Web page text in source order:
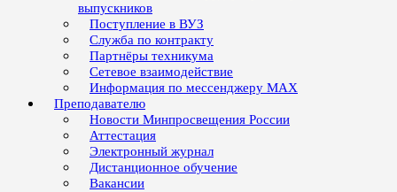
выпускников
Поступление в ВУЗ
Служба по контракту
Партнёры техникума
Сетевое взаимодействие
Информация по мессенджеру MAX
Преподавателю
Новости Минпросвещения России
Аттестация
Электронный журнал
Дистанционное обучение
Вакансии